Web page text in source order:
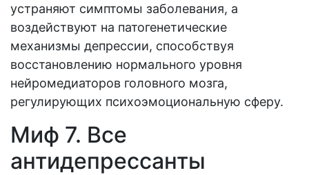
устраняют симптомы заболевания, а
воздействуют на патогенетические
механизмы депрессии, способствуя
восстановлению нормального уровня
нейромедиаторов головного мозга,
регулирующих психоэмоциональную сферу.
Миф 7. Все
антидепрессанты